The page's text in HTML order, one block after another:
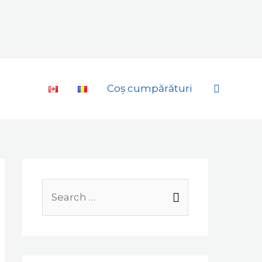
Coș cumpărături Search
Search